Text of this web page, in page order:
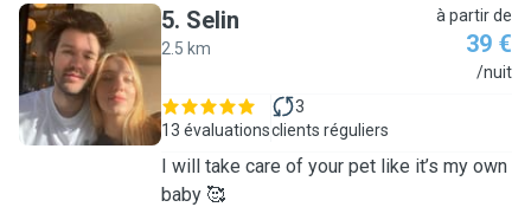
S
5. Selin
2.5 km
à partir de
39 €
/nuit
13 évaluations
3
clients réguliers
I will take care of your pet like it’s my own
baby 🥰